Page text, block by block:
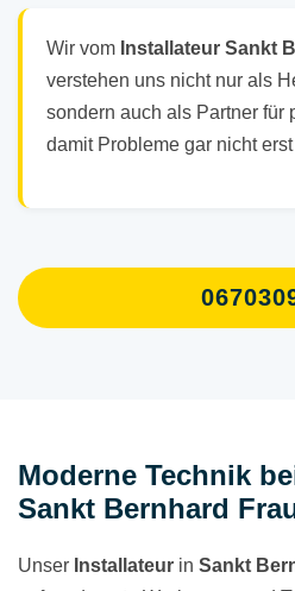
Wir vom Installateur Sankt
verstehen uns nicht nur als
sondern auch als Partner für
damit Probleme gar nicht
Moderne Technik
Sankt Bernhard
Unser Installateur in Sankt